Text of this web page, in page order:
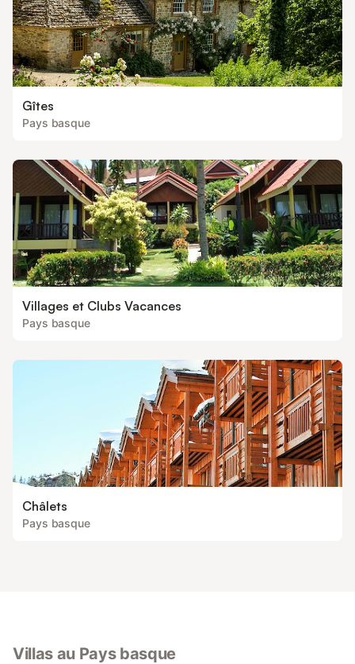
Gîtes
Pays basque
Villages et Clubs Vacances
Pays basque
Châlets
Pays basque
Villas au Pays basque